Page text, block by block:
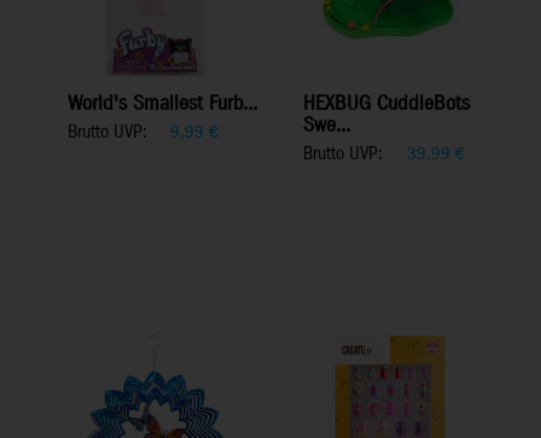
World's Smallest Furb...
Brutto UVP: 9,99 €
HEXBUG CuddleBots
Swe...
Brutto UVP: 39,99 €